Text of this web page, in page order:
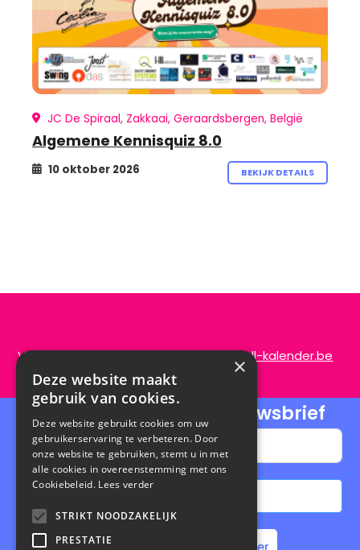
JC De Spiraal, Zakkaai, Geraardsbergen, België
Algemene Kennisquiz 8.0
10 oktober 2026 BEKIJK DETAILS
Vragen of opmerkingen?info@de-scroll-kalender.be
Schrijf je in voor onze nieuwsbrief
×
Deze website maakt
gebruik van cookies.
Deze website gebruikt cookies om uw
gebruikerservaring te verbeteren. Door
onze website te gebruiken, stemt u in met
alle cookies in overeenstemming met ons
Cookiebeleid. Lees verder
STRIKT NOODZAKELIJK
PRESTATIE